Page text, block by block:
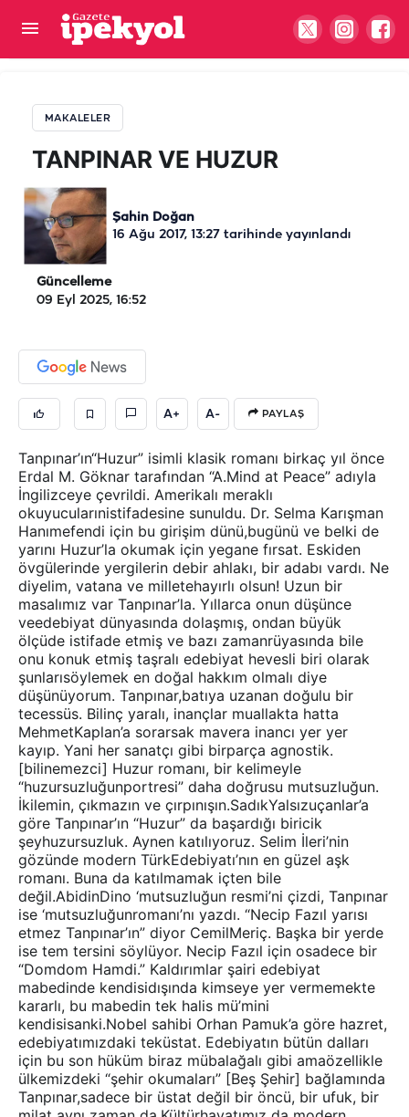
MAKALELER
TANPINAR VE HUZUR
Şahin Doğan
16 Ağu 2017, 13:27 tarihinde yayınlandı
Güncelleme
09 Eyl 2025, 16:52
A+ A- PAYLAŞ
Tanpınar’ın“Huzur” isimli klasik romanı birkaç yıl önce
Erdal M. Göknar tarafından “A.Mind at Peace” adıyla
İngilizceye çevrildi. Amerikalı meraklı
okuyucularınistifadesine sunuldu. Dr. Selma Karışman
Hanımefendi için bu girişim dünü,bugünü ve belki de
yarını Huzur’la okumak için yegane fırsat. Eskiden
övgülerinde yergilerin debir ahlakı, bir adabı vardı. Ne
diyelim, vatana ve milletehayırlı olsun! Uzun bir
masalımız var Tanpınar’la. Yıllarca onun düşünce
veedebiyat dünyasında dolaşmış, ondan büyük
ölçüde istifade etmiş ve bazı zamanrüyasında bile
onu konuk etmiş taşralı edebiyat hevesli biri olarak
şunlarısöylemek en doğal hakkım olmalı diye
düşünüyorum. Tanpınar,batıya uzanan doğulu bir
tecessüs. Bilinç yaralı, inançlar muallakta hatta
MehmetKaplan’a sorarsak mavera inancı yer yer
kayıp. Yani her sanatçı gibi birparça agnostik.
[bilinemezci] Huzur romanı, bir kelimeyle
“huzursuzluğunportresi” daha doğrusu mutsuzluğun.
İkilemin, çıkmazın ve çırpınışın.SadıkYalsızuçanlar’a
göre Tanpınar’ın “Huzur” da başardığı biricik
şeyhuzursuzluk. Aynen katılıyoruz. Selim İleri’nin
gözünde modern TürkEdebiyatı’nın en güzel aşk
romanı. Buna da katılmamak içten bile
değil.AbidinDino ‘mutsuzluğun resmi’ni çizdi, Tanpınar
ise ‘mutsuzluğunromanı’nı yazdı. “Necip Fazıl yarısı
etmez Tanpınar’ın” diyor CemilMeriç. Başka bir yerde
ise tem tersini söylüyor. Necip Fazıl için osadece bir
“Domdom Hamdi.” Kaldırımlar şairi edebiyat
mabedinde kendisidışında kimseye yer vermemekte
kararlı, bu mabedin tek halis mü’mini
kendisisanki.Nobel sahibi Orhan Pamuk’a göre hazret,
edebiyatımızdaki teküstat. Edebiyatın bütün dalları
için bu son hüküm biraz mübalağalı gibi amaözellikle
ülkemizdeki “şehir okumaları” [Beş Şehir] bağlamında
Tanpınar,sadece bir üstat değil bir öncü, bir ufuk, bir
TANPINAR VE HUZUR